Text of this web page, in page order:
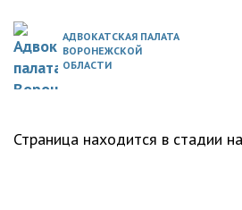
АДВОКАТСКАЯ ПАЛАТА
ВОРОНЕЖСКОЙ
ОБЛАСТИ
Страница находится в стадии